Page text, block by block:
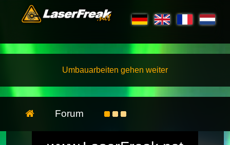
Umbauarbeiten gehen weiter
Forum